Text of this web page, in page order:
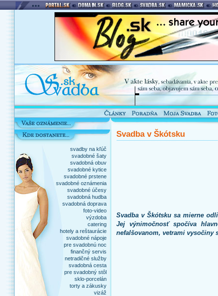
svadby na kľúč
svadobné šaty
svadobná obuv
svadobné kytice
svadobné prstene
svadobné oznámenia
svadobné účesy
svadobná hudba
svadobná doprava
foto-video
výzdoba
catering
hotely a reštaurácie
svadobné nápoje
pre svadobnú noc
finančný servis
netradičné služby
svadobná cesta
pre svadobný stôl
sklo-porcelán
torty a zákusky
vizáž
Svadba v Škótsku
Svadba v Škótsku sa mierne
Jej výnimočnosť spočíva
nefalšovanom, vetrami vysočiny